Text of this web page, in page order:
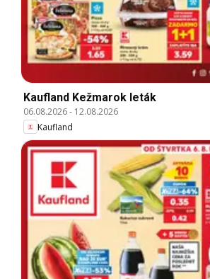
Kaufland Kežmarok leták
06.08.2026- 12.08.2026
Kaufland